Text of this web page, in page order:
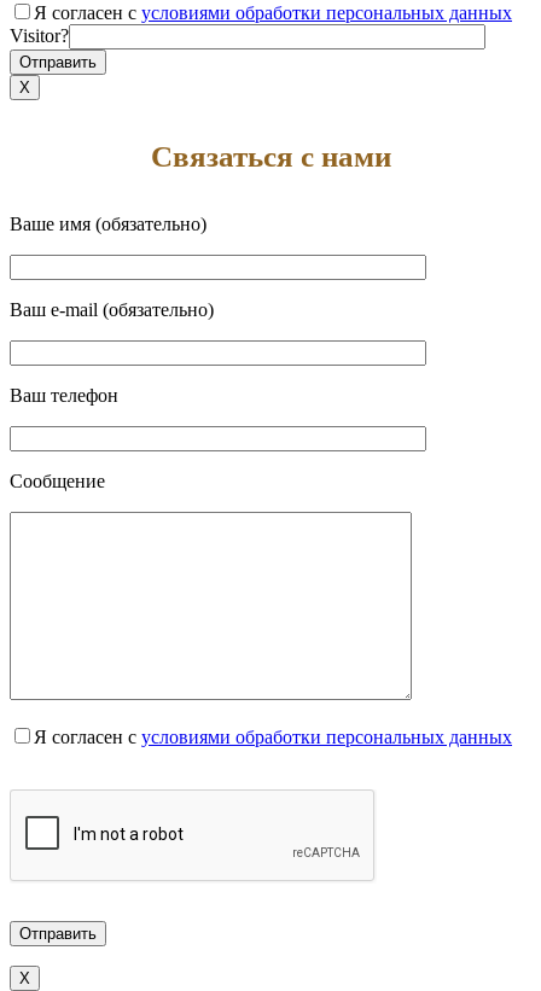
Я согласен с условиями обработки персональных данных
Visitor?
X
Связаться с нами
Ваше имя (обязательно)
Ваш e-mail (обязательно)
Ваш телефон
Сообщение
Я согласен с условиями обработки персональных данных
X